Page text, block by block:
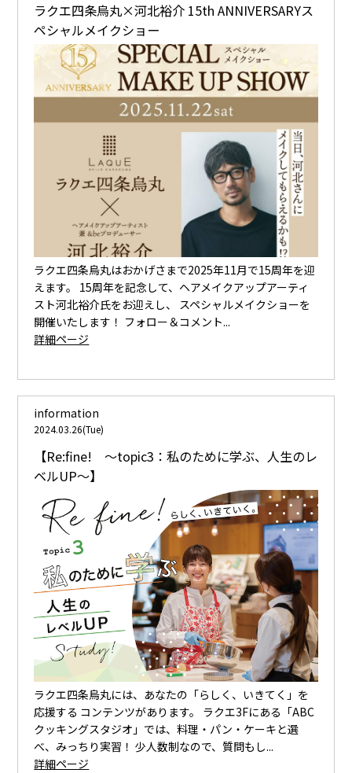
ラクエ四条烏丸×河北裕介 15th ANNIVERSARYス
ペシャルメイクショー
ラクエ四条烏丸はおかげさまで2025年11月で15周年を迎
えます。 15周年を記念して、ヘアメイクアップアーティ
スト河北裕介氏をお迎えし、 スペシャルメイクショーを
開催いたします！ フォロー＆コメント...
詳細ページ
information
2024.03.26(Tue)
【Re:fine! 〜topic3：私のために学ぶ、人生のレ
ベルUP〜】
ラクエ四条烏丸には、あなたの「らしく、いきてく」を
応援する コンテンツがあります。 ラクエ3Fにある「ABC
クッキングスタジオ」では、料理・パン・ケーキと選
べ、みっちり実習！ 少人数制なので、質問もし...
詳細ページ